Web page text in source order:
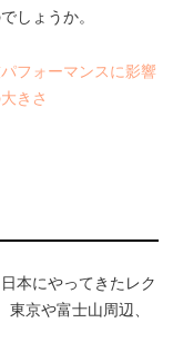
しょうか。
フォーマンスに影響
きさ
本にやってきたレク
京や富士山周辺、